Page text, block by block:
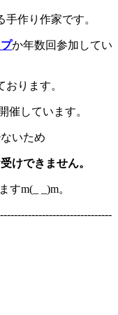
作り作家です。
か年数回参加してい
ります。
催しています。
いため
けできません。
すm(_ _)m。